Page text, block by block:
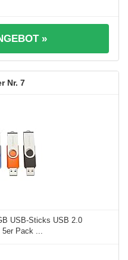
»
7
USB-Sticks USB 2.0
Pack ...